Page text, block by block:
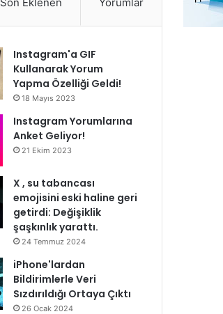
Instagram'a GIF
Kullanarak Yorum
Yapma Özelliği Geldi!
18 Mayıs 2023
Instagram Yorumlarına
Anket Geliyor!
21 Ekim 2023
X , su tabancası
emojisini eski haline geri
getirdi: Değişiklik
şaşkınlık yarattı.
24 Temmuz 2024
iPhone'lardan
Bildirimlerle Veri
Sızdırıldığı Ortaya Çıktı
26 Ocak 2024